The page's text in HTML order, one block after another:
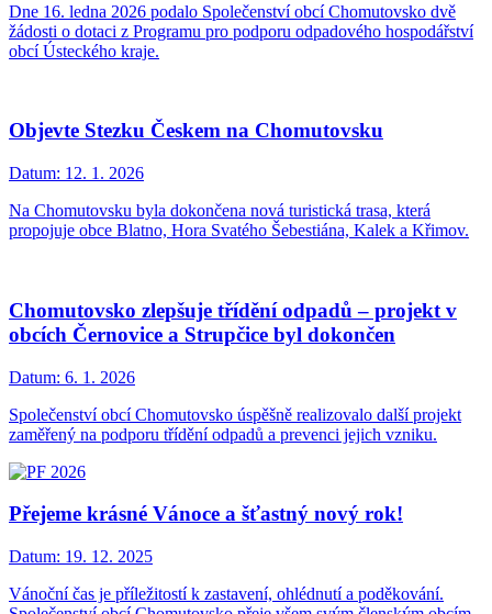
Dne 16. ledna 2026 podalo Společenství obcí Chomutovsko dvě
žádosti o dotaci z Programu pro podporu odpadového hospodářství
obcí Ústeckého kraje.
Objevte Stezku Českem na Chomutovsku
Datum: 12. 1. 2026
Na Chomutovsku byla dokončena nová turistická trasa, která
propojuje obce Blatno, Hora Svatého Šebestiána, Kalek a Křimov.
Chomutovsko zlepšuje třídění odpadů – projekt v
obcích Černovice a Strupčice byl dokončen
Datum: 6. 1. 2026
Společenství obcí Chomutovsko úspěšně realizovalo další projekt
zaměřený na podporu třídění odpadů a prevenci jejich vzniku.
Přejeme krásné Vánoce a šťastný nový rok!
Datum: 19. 12. 2025
Vánoční čas je příležitostí k zastavení, ohlédnutí a poděkování.